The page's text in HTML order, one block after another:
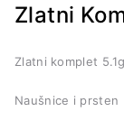
Zlatni
Zlatni komplet 5.1g
Naušnice i prsten